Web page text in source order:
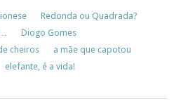
Redonda ou Quadrada?
Diogo Gomes
cheiros
a mãe que capotou
elefante, é a vida!